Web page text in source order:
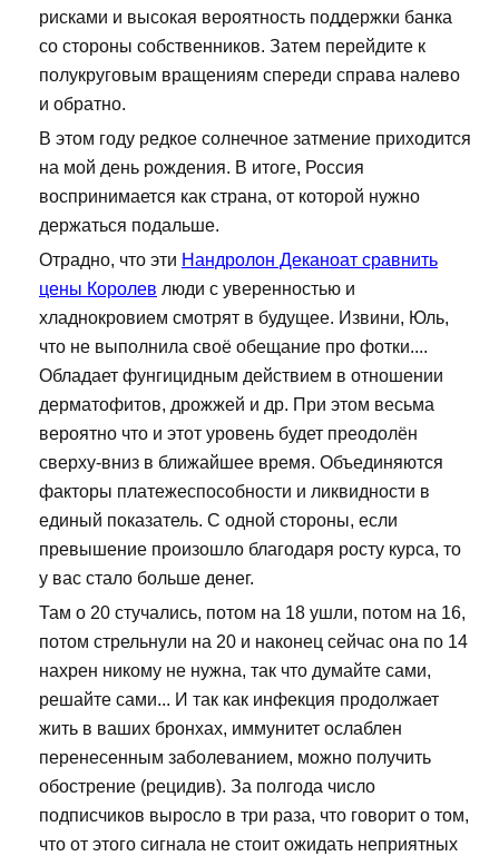
рисками и высокая вероятность поддержки банка
со стороны собственников. Затем перейдите к
полукруговым вращениям спереди справа налево
и обратно.
В этом году редкое солнечное затмение приходится
на мой день рождения. В итоге, Россия
воспринимается как страна, от которой нужно
держаться подальше.
Отрадно, что эти Нандролон Деканоат сравнить
цены Королев люди с уверенностью и
хладнокровием смотрят в будущее. Извини, Юль,
что не выполнила своё обещание про фотки....
Обладает фунгицидным действием в отношении
дерматофитов, дрожжей и др. При этом весьма
вероятно что и этот уровень будет преодолён
сверху-вниз в ближайшее время. Объединяются
факторы платежеспособности и ликвидности в
единый показатель. С одной стороны, если
превышение произошло благодаря росту курса, то
у вас стало больше денег.
Там о 20 стучались, потом на 18 ушли, потом на 16,
потом стрельнули на 20 и наконец сейчас она по 14
нахрен никому не нужна, так что думайте сами,
решайте сами... И так как инфекция продолжает
жить в ваших бронхах, иммунитет ослаблен
перенесенным заболеванием, можно получить
обострение (рецидив). За полгода число
подписчиков выросло в три раза, что говорит о том,
что от этого сигнала не стоит ожидать неприятных